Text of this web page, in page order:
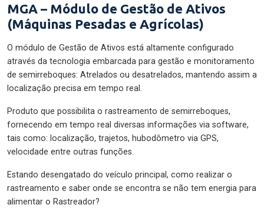
MGA – Módulo de Gestão de Ativos
(Máquinas Pesadas e Agrícolas)
O módulo de Gestão de Ativos está altamente configurado
através da tecnologia embarcada para gestão e monitoramento
de semirreboques: Atrelados ou desatrelados, mantendo assim a
localização precisa em tempo real.
Produto que possibilita o rastreamento de semirreboques,
fornecendo em tempo real diversas informações via software,
tais como: localização, trajetos, hubodômetro via GPS,
velocidade entre outras funções.
Estando desengatado do veículo principal, como realizar o
rastreamento e saber onde se encontra se não tem energia para
alimentar o Rastreador?